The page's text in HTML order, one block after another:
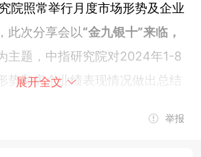
院照常举行月度市场形势及企业
此次分享会以“金九银十”来临，
主题，中指研究院对2024年1-8
势和房企业绩表现情况做出总结
展开全文
举报